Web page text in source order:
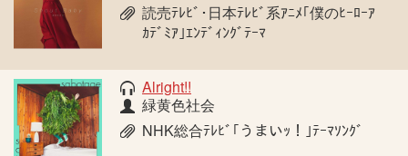
読売ﾃﾚﾋﾞ･日本ﾃﾚﾋﾞ系ｱﾆﾒ｢僕のﾋｰﾛｰｱ
ｶﾃﾞﾐｱ｣ｴﾝﾃﾞｨﾝｸﾞﾃｰﾏ
Alright!!
緑黄色社会
NHK総合ﾃﾚﾋﾞ｢うまいｯ！｣ﾃｰﾏｿﾝｸﾞ